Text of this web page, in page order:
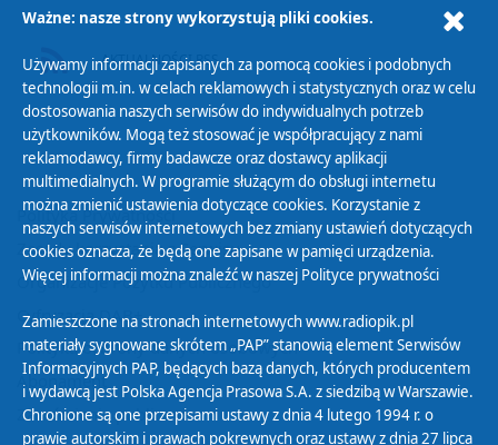
AKTUALNOŚCI RSS
Polityka Prywatności
Zasady korzystania z Serwisu
Organizacje Pożytku Publicznego
Cyfryzacja DAB+
Polityka ochrony danych osobowych
Abonament
Zamówienia publiczne
Ważne: nasze strony wykorzystują pliki cookies.
Używamy informacji zapisanych za pomocą cookies i podobnych
technologii m.in. w celach reklamowych i statystycznych oraz w celu
dostosowania naszych serwisów do indywidualnych potrzeb
użytkowników. Mogą też stosować je współpracujący z nami
reklamodawcy, firmy badawcze oraz dostawcy aplikacji
multimedialnych. W programie służącym do obsługi internetu
można zmienić ustawienia dotyczące cookies. Korzystanie z
naszych serwisów internetowych bez zmiany ustawień dotyczących
cookies oznacza, że będą one zapisane w pamięci urządzenia.
Więcej informacji można znaleźć w naszej Polityce prywatności
Zamieszczone na stronach internetowych www.radiopik.pl
materiały sygnowane skrótem „PAP” stanowią element Serwisów
Informacyjnych PAP, będących bazą danych, których producentem
i wydawcą jest Polska Agencja Prasowa S.A. z siedzibą w Warszawie.
Chronione są one przepisami ustawy z dnia 4 lutego 1994 r. o
prawie autorskim i prawach pokrewnych oraz ustawy z dnia 27 lipca